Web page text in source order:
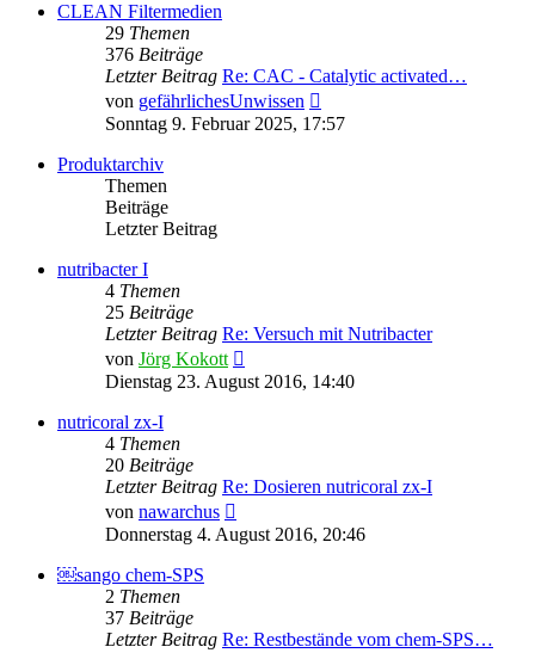
CLEAN Filtermedien
29 Themen
376 Beiträge
Letzter Beitrag Re: CAC - Catalytic activated…
von gefährlichesUnwissen
Beitrag
Sonntag 9. Februar 2025, 17:57
Produktarchiv
Themen
Beiträge
Letzter Beitrag
nutribacter I
4 Themen
25 Beiträge
Letzter Beitrag Re: Versuch mit Nutribacter
von Jörg Kokott
Beitrag
Dienstag 23. August 2016, 14:40
nutricoral zx-I
4 Themen
20 Beiträge
Letzter Beitrag Re: Dosieren nutricoral zx-I
von nawarchus
Beitrag
Donnerstag 4. August 2016, 20:46
￼sango chem-SPS
2 Themen
37 Beiträge
Letzter Beitrag Re: Restbestände vom chem-SPS…